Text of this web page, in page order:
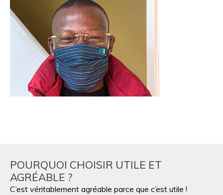
POURQUOI CHOISIR UTILE ET
AGRÉABLE ?
C’est véritablement agréable parce que c’est utile !